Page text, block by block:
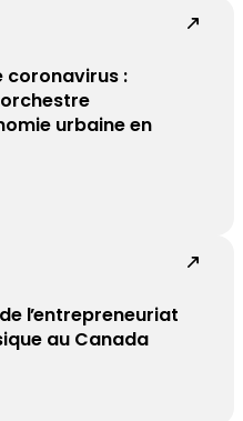
coronavirus :
orchestre
urbaine en
l’entrepreneuriat
au Canada